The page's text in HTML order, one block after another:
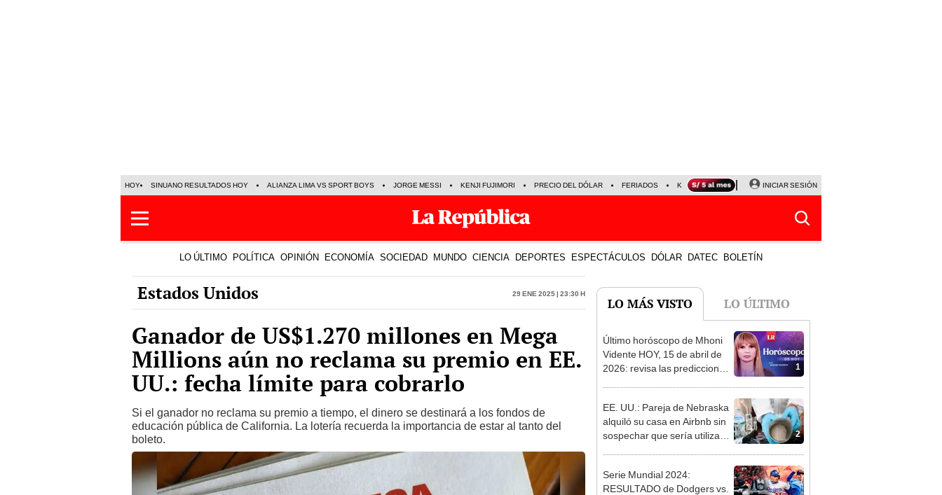
HOY SINUANO RESULTADOS HOY ALIANZA LIMA VS SPORT BOYS JORGE MESSI KENJI FUJIMORI PRECIO DEL DÓLAR FERIADOS KEIKO FUJIMORI NALDY SALDAÑA
INICIAR SESIÓN
LO ÚLTIMO POLÍTICA OPINIÓN ECONOMÍA SOCIEDAD MUNDO CIENCIA DEPORTES ESPECTÁCULOS DÓLAR DATEC BOLETÍN
Estados Unidos 29 Ene 2025 | 23:30 h
Ganador de US$1.270 millones en Mega
Millions aún no reclama su premio en EE.
UU.: fecha límite para cobrarlo
Si el ganador no reclama su premio a tiempo, el dinero se destinará a los fondos de
educación pública de California. La lotería recuerda la importancia de estar al tanto del
boleto.
LO MÁS VISTO LO ÚLTIMO
1
Último horóscopo de Mhoni
Vidente HOY, 15 de abril de
2026: revisa las predicciones
2
EE. UU.: Pareja de Nebraska
alquiló su casa en Airbnb sin
sospechar que sería utilizada
Serie Mundial 2024:
RESULTADO de Dodgers vs.